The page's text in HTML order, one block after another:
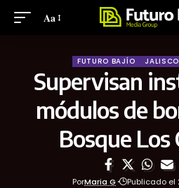
Aa
FUTURO BAJÍO JALISCO
Supervisan
módulos de
Bosque Los
PorMaria G Publicado el